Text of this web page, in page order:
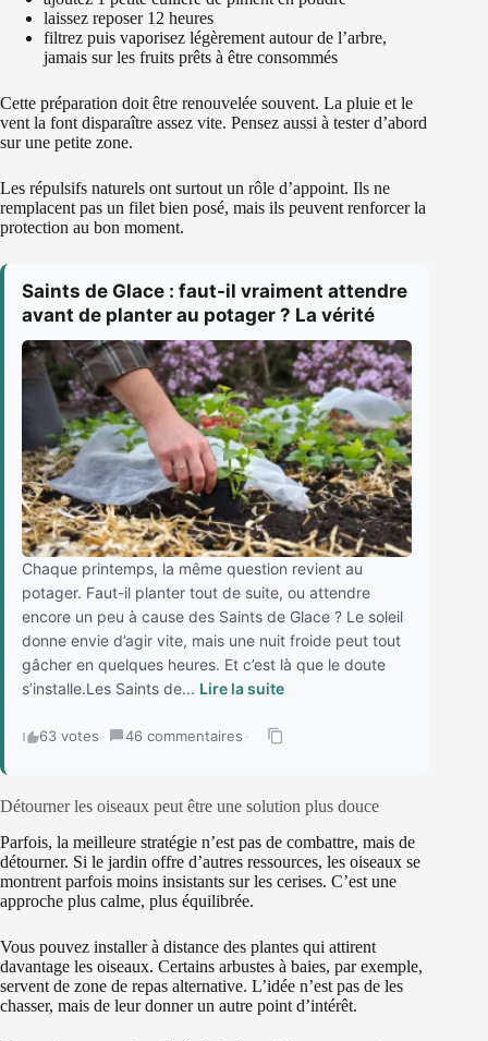
laissez reposer 12 heures
filtrez puis vaporisez légèrement autour de l’arbre,
jamais sur les fruits prêts à être consommés
Cette préparation doit être renouvelée souvent. La pluie et le
vent la font disparaître assez vite. Pensez aussi à tester d’abord
sur une petite zone.
Les répulsifs naturels ont surtout un rôle d’appoint. Ils ne
remplacent pas un filet bien posé, mais ils peuvent renforcer la
protection au bon moment.
Saints de Glace : faut-il vraiment attendre
avant de planter au potager ? La vérité
Chaque printemps, la même question revient au
potager. Faut-il planter tout de suite, ou attendre
encore un peu à cause des Saints de Glace ? Le soleil
donne envie d’agir vite, mais une nuit froide peut tout
gâcher en quelques heures. Et c’est là que le doute
s’installe.Les Saints de... Lire la suite
63 votes · 46 commentaires ·
Détourner les oiseaux peut être une solution plus douce
Parfois, la meilleure stratégie n’est pas de combattre, mais de
détourner. Si le jardin offre d’autres ressources, les oiseaux se
montrent parfois moins insistants sur les cerises. C’est une
approche plus calme, plus équilibrée.
Vous pouvez installer à distance des plantes qui attirent
davantage les oiseaux. Certains arbustes à baies, par exemple,
servent de zone de repas alternative. L’idée n’est pas de les
chasser, mais de leur donner un autre point d’intérêt.